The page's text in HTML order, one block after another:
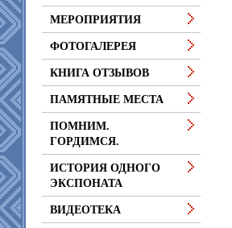
МЕРОПРИЯТИЯ
ФОТОГАЛЕРЕЯ
КНИГА ОТЗЫВОВ
ПАМЯТНЫЕ МЕСТА
ПОМНИМ.
ГОРДИМСЯ.
ИСТОРИЯ ОДНОГО
ЭКСПОНАТА
ВИДЕОТЕКА